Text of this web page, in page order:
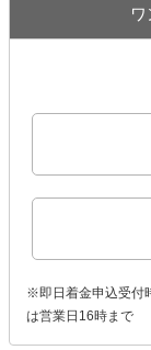
※即日着金申込受付
は営業日16時まで